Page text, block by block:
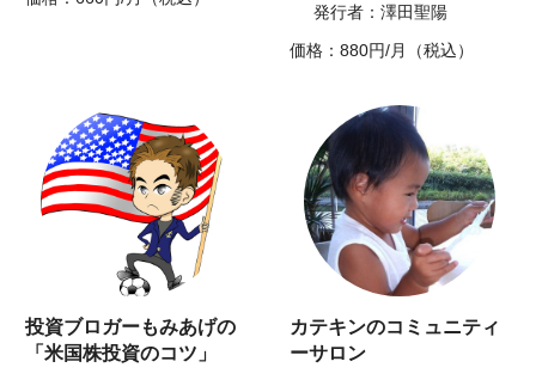
発行者：澤田聖陽
価格：880円/月（税込）
投資ブロガーもみあげの
「米国株投資のコツ」
カテキンのコミュニティ
ーサロン